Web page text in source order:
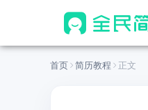
首页 简历教程 正文